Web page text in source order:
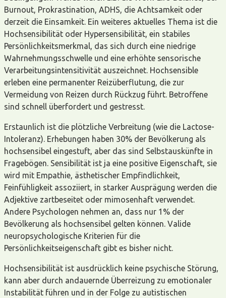
Burnout, Prokrastination, ADHS, die Achtsamkeit oder
derzeit die Einsamkeit. Ein weiteres aktuelles Thema ist die
Hochsensibilität oder Hypersensibilität, ein stabiles
Persönlichkeitsmerkmal, das sich durch eine niedrige
Wahrnehmungsschwelle und eine erhöhte sensorische
Verarbeitungsintensitivität auszeichnet. Hochsensible
erleben eine permanenter Reizüberflutung, die zur
Vermeidung von Reizen durch Rückzug führt. Betroffene
sind schnell überfordert und gestresst.
Erstaunlich ist die plötzliche Verbreitung (wie die Lactose-
Intoleranz). Erhebungen haben 30% der Bevölkerung als
hochsensibel eingestuft, aber das sind Selbstauskünfte in
Fragebögen. Sensibilität ist ja eine positive Eigenschaft, sie
wird mit Empathie, ästhetischer Empfindlichkeit,
Feinfühligkeit assoziiert, in starker Ausprägung werden die
Adjektive zartbeseitet oder mimosenhaft verwendet.
Andere Psychologen nehmen an, dass nur 1% der
Bevölkerung als hochsensibel gelten können. Valide
neuropsychologische Kriterien für die
Persönlichkeitseigenschaft gibt es bisher nicht.
Hochsensibilität ist ausdrücklich keine psychische Störung,
kann aber durch andauernde Überreizung zu emotionaler
Instabilität führen und in der Folge zu autistischen